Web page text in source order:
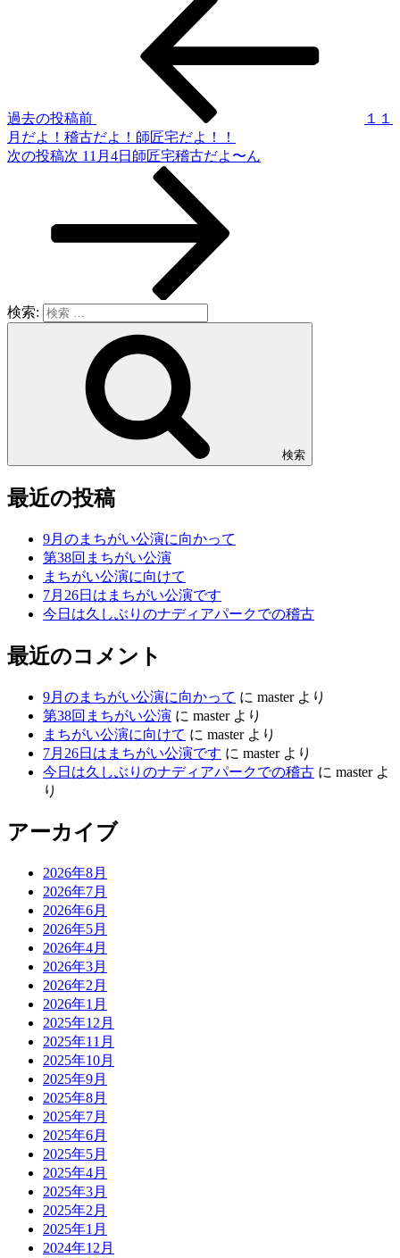
過去の投稿前
１１
月だよ！稽古だよ！師匠宅だよ！！
次の投稿次 11月4日師匠宅稽古だよ〜ん
検索:
検索
最近の投稿
9月のまちがい公演に向かって
第38回まちがい公演
まちがい公演に向けて
7月26日はまちがい公演です
今日は久しぶりのナディアパークでの稽古
最近のコメント
9月のまちがい公演に向かって に masterより
第38回まちがい公演 に masterより
まちがい公演に向けて に masterより
7月26日はまちがい公演です に masterより
今日は久しぶりのナディアパークでの稽古 に masterよ
り
アーカイブ
2026年8月
2026年7月
2026年6月
2026年5月
2026年4月
2026年3月
2026年2月
2026年1月
2025年12月
2025年11月
2025年10月
2025年9月
2025年8月
2025年7月
2025年6月
2025年5月
2025年4月
2025年3月
2025年2月
2025年1月
2024年12月